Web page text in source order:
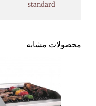
standard
محصولات مشابه